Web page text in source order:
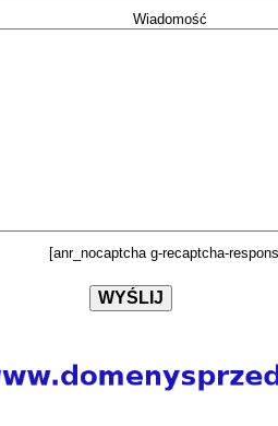
Wiadomość
[anr_nocaptcha g-recaptcha-